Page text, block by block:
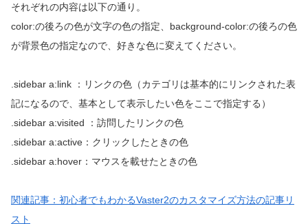
それぞれの内容は以下の通り。
color:の後ろの色が文字の色の指定、background-color:の後ろの色
が背景色の指定なので、好きな色に変えてください。
.sidebar a:link ：リンクの色（カテゴリは基本的にリンクされた表
記になるので、基本として表示したい色をここで指定する）
.sidebar a:visited ：訪問したリンクの色
.sidebar a:active：クリックしたときの色
.sidebar a:hover：マウスを載せたときの色
関連記事：初心者でもわかるVaster2のカスタマイズ方法の記事リ
スト